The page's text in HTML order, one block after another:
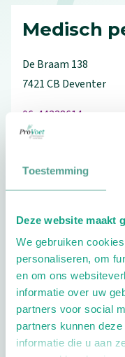
Toestemming
Deze website maakt
We gebruiken
personaliseren, om
en om ons
informatie over uw
partners voor social
partners kunnen
informatie die u aan
Medisch
De Braam 138
7421 CB Deventer
06-44338614
Schrijf ook
Extra opties